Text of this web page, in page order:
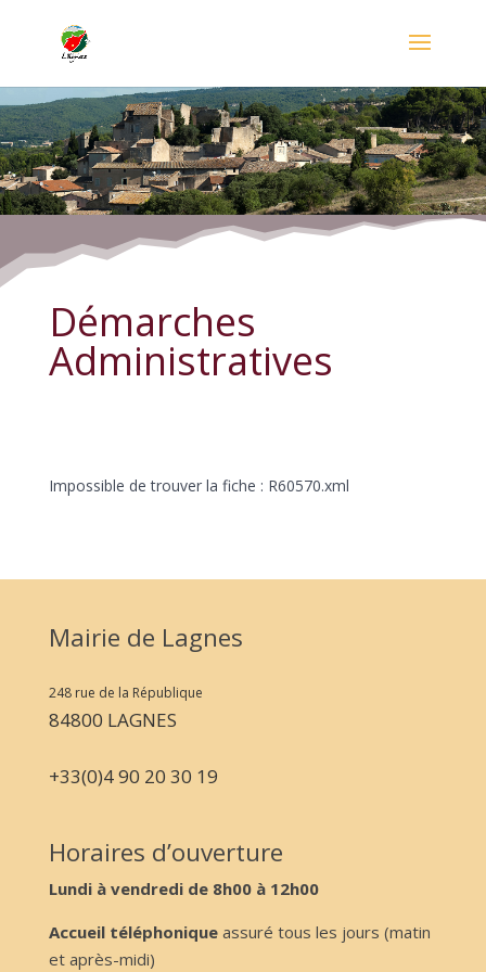
Démarches Administratives
Démarches
Administratives
Impossible de trouver la fiche : R60570.xml
Mairie de Lagnes
248 rue de la République
84800 LAGNES
+33(0)4 90 20 30 19
Horaires d’ouverture
Lundi à vendredi de 8h00 à 12h00
Accueil téléphoniqueassuré tous les jours (matin
et après-midi)